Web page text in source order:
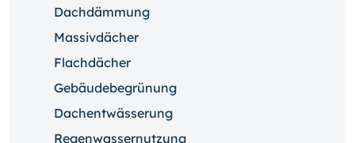
Dachdämmung
Massivdächer
Flachdächer
Gebäudebegrünung
Dachentwässerung
Regenwassernutzung